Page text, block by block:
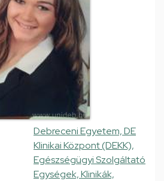
Debreceni Egyetem, DE
Klinikai Központ (DEKK),
Egészségügyi Szolgáltató
Egységek, Klinikák,